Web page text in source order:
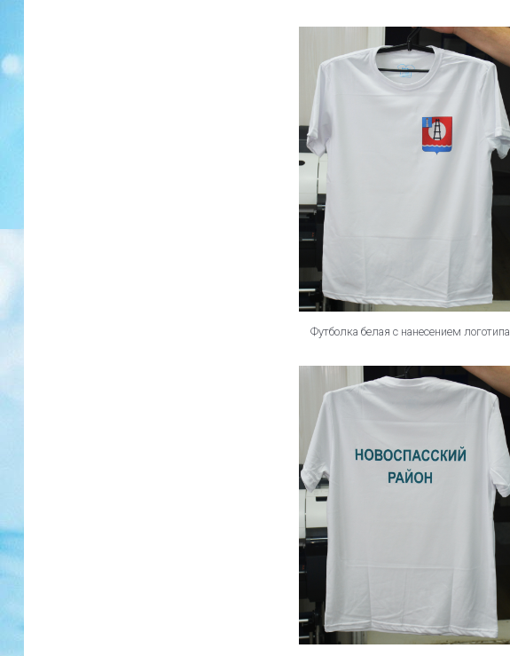
Футболка белая с нанесением логотипа